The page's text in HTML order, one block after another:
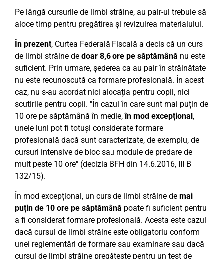
Pe lângă cursurile de limbi străine, au pair-ul trebuie să
aloce timp pentru pregătirea și revizuirea materialului.
În prezent, Curtea Federală Fiscală a decis că un curs
de limbi străine de doar 8,6 ore pe săptămână nu este
suficient. Prin urmare, șederea ca au pair în străinătate
nu este recunoscută ca formare profesională. În acest
caz, nu s-au acordat nici alocația pentru copii, nici
scutirile pentru copii. "În cazul în care sunt mai puțin de
10 ore pe săptămână în medie,în mod excepțional,
unele luni pot fi totuși considerate formare
profesională dacă sunt caracterizate, de exemplu, de
cursuri intensive de bloc sau module de predare de
mult peste 10 ore" (decizia BFH din 14.6.2016, III B
132/15).
În mod excepțional, un curs de limbi străine de mai
puțin de 10 ore pe săptămână poate fi suficient pentru
a fi considerat formare profesională. Acesta este cazul
dacă cursul de limbi străine este obligatoriu conform
unei reglementări de formare sau examinare sau dacă
cursul de limbi străine pregătește pentru un test de